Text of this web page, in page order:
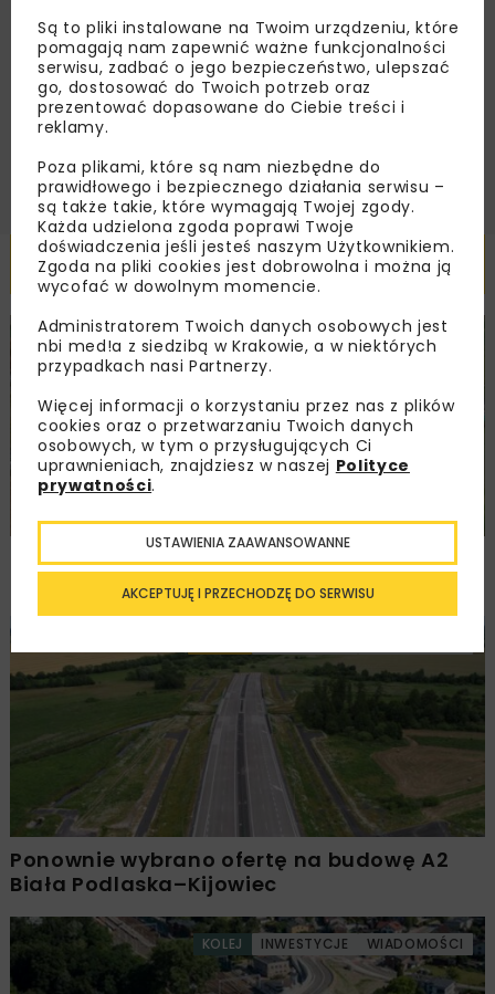
Zapoznałam/em się zPolityką Prywatnościi
Regulaminem oraz wyrażam zgodę na otrzymywanie na
podany przeze mnie adres e-mail korespondencji
handlowej w postaci newslettera.
Powiązane artykuły
DROGI INWESTYCJE WIADOMOŚCI
Remont nawierzchni na węzłach A4.
Przetarg obejmuje pięć węzłów
Ponownie wybrano ofertę na budowę A2
Biała Podlaska–Kijowiec
KOLEJ INWESTYCJE WIADOMOŚCI
Są to pliki instalowane na Twoim urządzeniu, które
pomagają nam zapewnić ważne funkcjonalności
serwisu, zadbać o jego bezpieczeństwo, ulepszać
go, dostosować do Twoich potrzeb oraz
prezentować dopasowane do Ciebie treści i
reklamy.
Poza plikami, które są nam niezbędne do
prawidłowego i bezpiecznego działania serwisu –
są także takie, które wymagają Twojej zgody.
Każda udzielona zgoda poprawi Twoje
doświadczenia jeśli jesteś naszym Użytkownikiem.
Zgoda na pliki cookies jest dobrowolna i można ją
wycofać w dowolnym momencie.
Administratorem Twoich danych osobowych jest
nbi med!a z siedzibą w Krakowie, a w niektórych
przypadkach nasi Partnerzy.
Więcej informacji o korzystaniu przez nas z plików
cookies oraz o przetwarzaniu Twoich danych
osobowych, w tym o przysługujących Ci
uprawnieniach, znajdziesz w naszej Polityce
prywatności.
AKCEPTUJĘ I PRZECHODZĘ DO SERWISU
USTAWIENIA ZAAWANSOWANNE